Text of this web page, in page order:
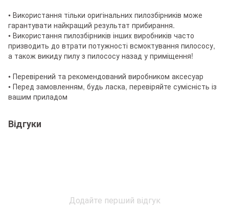
• Використання тільки оригінальних пилозбірників може
гарантувати найкращий результат прибирання.
• Використання пилозбірників інших виробників часто
призводить до втрати потужності всмоктування пилососу,
а також викиду пилу з пилососу назад у приміщення!
• Перевірений та рекомендований виробником аксесуар
• Перед замовленням, будь ласка, перевіряйте сумісність із
вашим приладом
Відгуки
Додайте перший відгук